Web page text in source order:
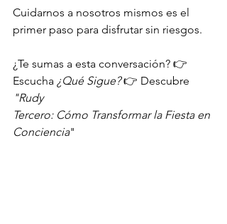
Cuidarnos a nosotros mismos es el
primer paso para disfrutar sin riesgos.
¿Te sumas a esta conversación? 👉
Escucha ¿Qué Sigue? 👉 Descubre
"Rudy
Tercero: Cómo Transformar la Fiesta en
Conciencia"